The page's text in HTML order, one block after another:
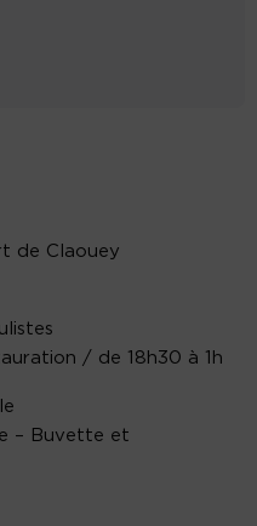
de Claouey
/ de 18h30 à 1h
– Buvette et